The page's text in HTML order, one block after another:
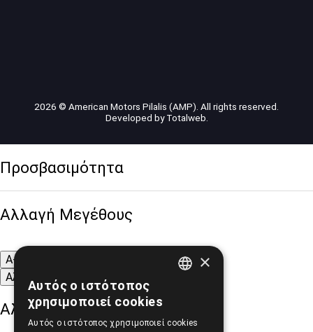
2026 © American Motors Pilalis (AMP). All rights reserved.
Developed byTotalweb
Προσβασιμότητα
Αλλαγή Μεγέθους
A-
Αλλαγή Γραμματοσειράς
Αλλαγή Χρώματος
×
Αυτός ο ιστότοπος
χρησιμοποιεί cookies
Αυτός ο ιστότοπος χρησιμοποιεί cookies